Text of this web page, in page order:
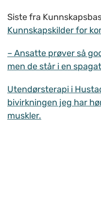
Siste fra
Kunnskapskilder for
– Ansatte prøver så
men de står i en spagat
Utendørsterapi i
bivirkningen jeg har
muskler.